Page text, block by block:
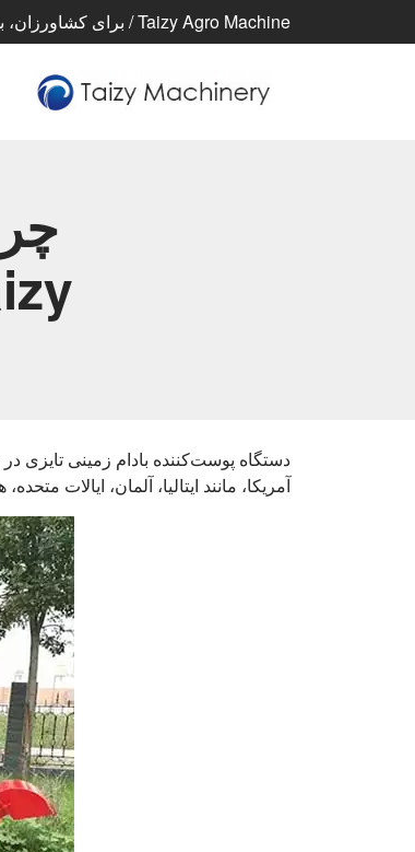
Taizy Agro Machine / برای کشاورزان، برای کشاورزی، برای زندگی بهتر
دستگاه پوست‌کننده بادام زمینی تایزی
آمریکا، مانند ایتالیا، آلمان، ایالات